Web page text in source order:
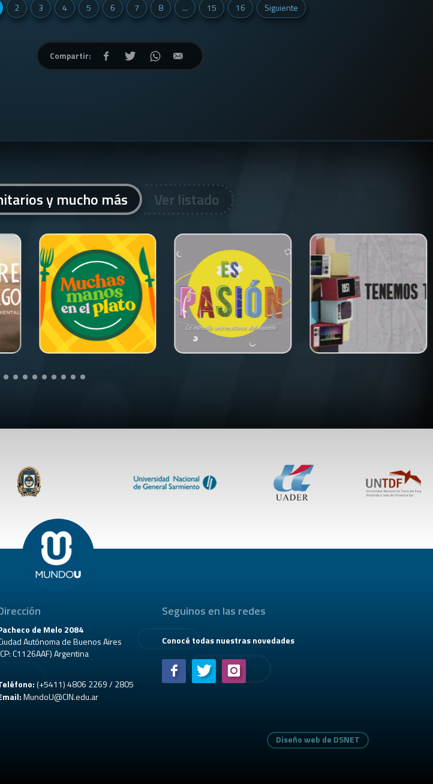
2 3 4 5 6 7 8 ... 15 16 Siguiente
Compartir:
y mucho más Ver listado
de Melo 2084
Autónoma de Buenos Aires
C1126AAF) Argentina
(+5411) 4806 2269 / 2805
MundoU@CIN.edu.ar
Seguinos en las redes
Conocé todas nuestras novedades
Diseño web de DSNET